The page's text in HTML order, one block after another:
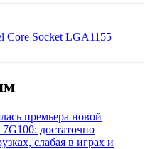
Core Socket LGA1155
премьера новой
достаточно
слабая в играх и